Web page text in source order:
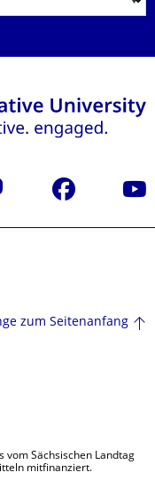
Facebook
zum Seitenanfang
vom Sächsischen Landtag
mitfinanziert.